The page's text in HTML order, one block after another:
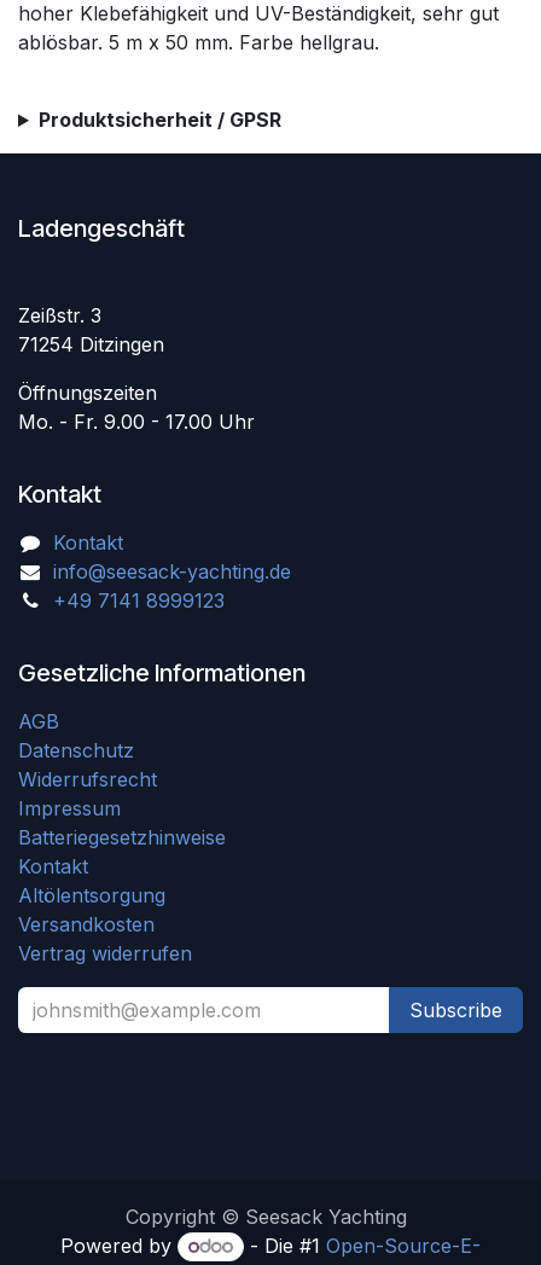
hoher Klebefähigkeit und UV-Beständigkeit, sehr gut
ablösbar. 5 m x 50 mm. Farbe hellgrau.
Produktsicherheit / GPSR
Ladengeschäft
Zeißstr. 3
71254 Ditzingen
Öffnungszeiten
Mo. - Fr. 9.00 - 17.00 Uhr
Kontakt
Kontakt
info@seesack-yachting.de
+49 7141 8999123
Gesetzliche Informationen
AGB
Datenschutz
Widerrufsrecht
Impressum
Batteriegesetzhinweise
Kontakt
Altölentsorgung
Versandkosten
Vertrag widerrufen
Subscribe
Copyright © Seesack Yachting
Powered by
- Die #1 Open-Source-E-